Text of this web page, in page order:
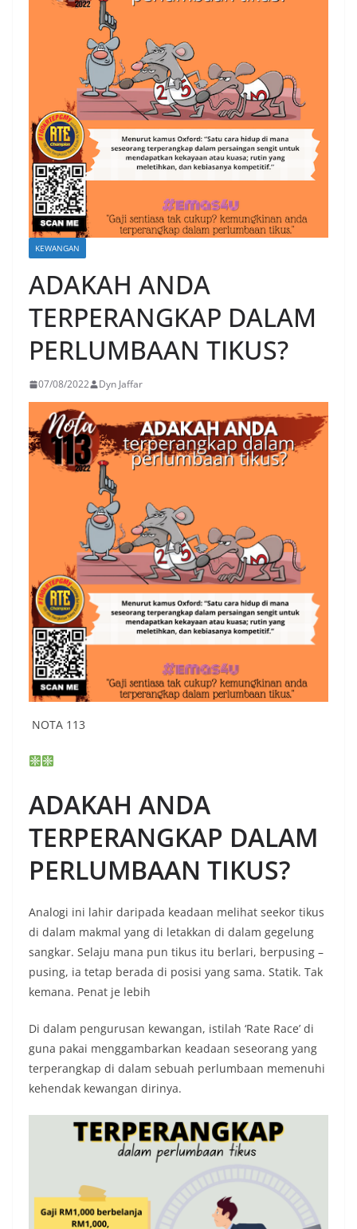
KEWANGAN
ADAKAH ANDA
TERPERANGKAP DALAM
PERLUMBAAN TIKUS?
07/08/2022 Dyn Jaffar
NOTA 113
ADAKAH ANDA
TERPERANGKAP DALAM
PERLUMBAAN TIKUS?
Analogi ini lahir daripada keadaan melihat seekor tikus
di dalam makmal yang di letakkan di dalam gegelung
sangkar. Selaju mana pun tikus itu berlari, berpusing –
pusing, ia tetap berada di posisi yang sama. Statik. Tak
kemana. Penat je lebih
Di dalam pengurusan kewangan, istilah ‘Rate Race’ di
guna pakai menggambarkan keadaan seseorang yang
terperangkap di dalam sebuah perlumbaan memenuhi
kehendak kewangan dirinya.